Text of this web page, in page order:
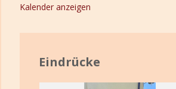
Kalender anzeigen
Eindrücke